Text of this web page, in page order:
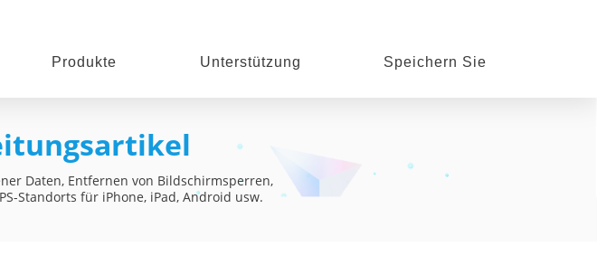
Produkte Unterstützung Speichern Sie
Daten, Entfernen von Bildschirmsperren,
Standorts für iPhone, iPad, Android usw.